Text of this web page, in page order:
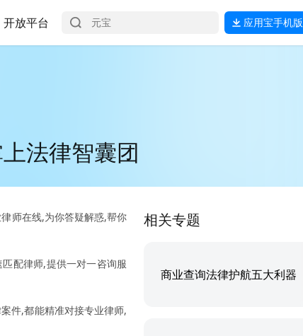
开放平台 应用宝手机版
法律智囊团
师在线,为你答疑解惑,帮你
配律师,提供一对一咨询服
件,都能精准对接专业律师,
相关专题
商业查询法律护航五大利器